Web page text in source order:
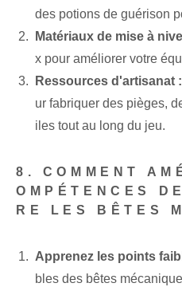
des potions de guérison
Matériaux de mise à
x pour améliorer votre
Ressources d'artisanat :
ur fabriquer des pièges,
iles tout au long du jeu.
8. COMMENT
OMPÉTENCES
RE LES BÊTES
Apprenez les points
bles des bêtes